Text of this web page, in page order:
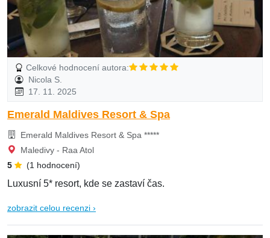
Celkové hodnocení autora:
Nicola S.
17. 11. 2025
Emerald Maldives Resort & Spa
Emerald Maldives Resort & Spa *****
Maledivy - Raa Atol
5
(1 hodnocení)
Luxusní 5* resort, kde se zastaví čas.
zobrazit celou recenzi ›